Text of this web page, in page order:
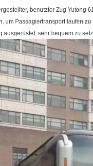
benutzter Zug Yutong
um Passagiertransport laufen
ausgerüstet, sehr bequem zu